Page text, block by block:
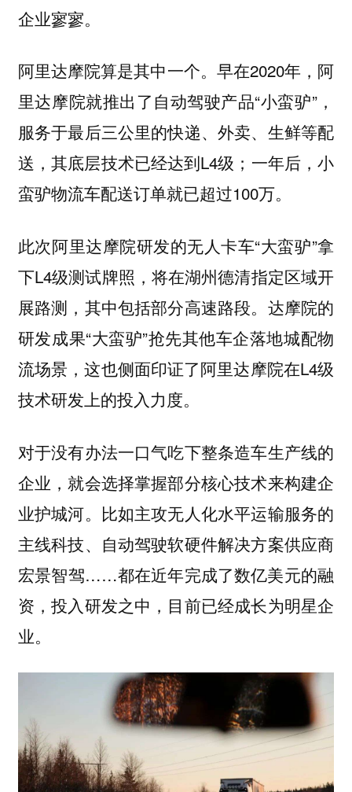
企业寥寥。
阿里达摩院算是其中一个。早在2020年，阿
里达摩院就推出了自动驾驶产品“小蛮驴”，
服务于最后三公里的快递、外卖、生鲜等配
送，其底层技术已经达到L4级；一年后，小
蛮驴物流车配送订单就已超过100万。
此次阿里达摩院研发的无人卡车“大蛮驴”拿
下L4级测试牌照，将在湖州德清指定区域开
展路测，其中包括部分高速路段。达摩院的
研发成果“大蛮驴”抢先其他车企落地城配物
流场景，这也侧面印证了阿里达摩院在L4级
技术研发上的投入力度。
对于没有办法一口气吃下整条造车生产线的
企业，就会选择掌握部分核心技术来构建企
业护城河。比如主攻无人化水平运输服务的
主线科技、自动驾驶软硬件解决方案供应商
宏景智驾……都在近年完成了数亿美元的融
资，投入研发之中，目前已经成长为明星企
业。